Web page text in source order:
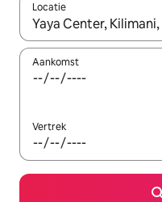
Locatie
Wanneer er suggesties
Aankomst
Vertrek